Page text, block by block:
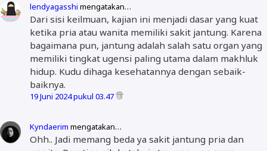
lendyagasshi mengatakan…
Dari sisi keilmuan, kajian ini menjadi dasar yang kuat
ketika pria atau wanita memiliki sakit jantung. Karena
bagaimana pun, jantung adalah salah satu organ yang
memiliki tingkat ugensi paling utama dalam makhluk
hidup. Kudu dihaga kesehatannya dengan sebaik-
baiknya.
19 Juni 2024 pukul 03.47
Kyndaerim mengatakan…
Ohh.. Jadi memang beda ya sakit jantung pria dan